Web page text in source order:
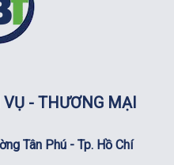
- THƯƠNG MẠI
Tân Phú - Tp. Hồ Chí